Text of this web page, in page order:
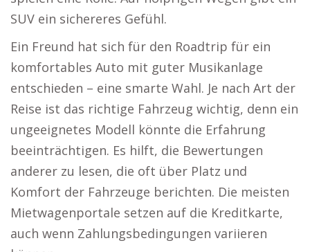
SUV ein sichereres Gefühl.
Ein Freund hat sich für den Roadtrip für ein
komfortables Auto mit guter Musikanlage
entschieden – eine smarte Wahl. Je nach Art der
Reise ist das richtige Fahrzeug wichtig, denn ein
ungeeignetes Modell könnte die Erfahrung
beeinträchtigen. Es hilft, die Bewertungen
anderer zu lesen, die oft über Platz und
Komfort der Fahrzeuge berichten. Die meisten
Mietwagenportale setzen auf die Kreditkarte,
auch wenn Zahlungsbedingungen variieren